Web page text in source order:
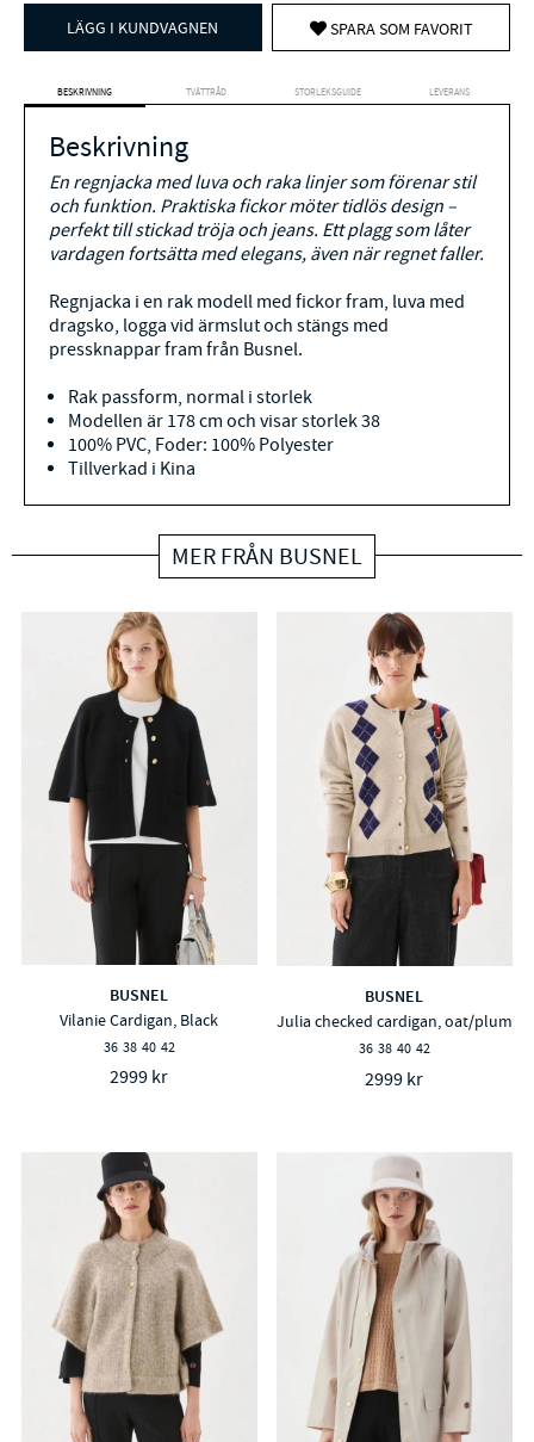
LÄGG I KUNDVAGNEN SPARA SOM FAVORIT
BESKRIVNING TVÄTTRÅD STORLEKSGUIDE LEVERANS
Beskrivning
En regnjacka med luva och raka linjer som förenar stil
och funktion. Praktiska fickor möter tidlös design –
perfekt till stickad tröja och jeans. Ett plagg som låter
vardagen fortsätta med elegans, även när regnet faller.
Regnjacka i en rak modell med fickor fram, luva med
dragsko, logga vid ärmslut och stängs med
pressknappar fram från Busnel.
Rak passform, normal i storlek
Modellen är 178 cm och visar storlek 38
100% PVC, Foder: 100% Polyester
Tillverkad i Kina
MER FRÅN BUSNEL
BUSNEL
Vilanie Cardigan, Black
36 38 40 42
2999 kr
BUSNEL
Julia checked cardigan, oat/plum
36 38 40 42
2999 kr